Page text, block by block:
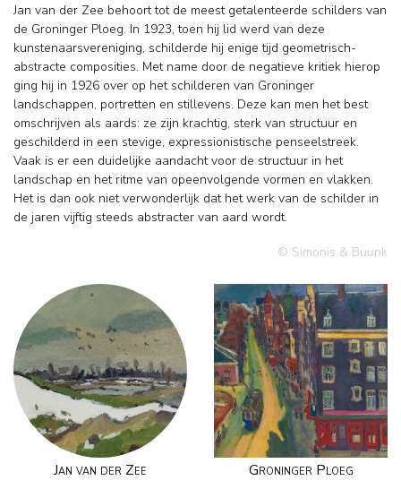
Jan van der Zee behoort tot de meest getalenteerde schilders van
de Groninger Ploeg. In 1923, toen hij lid werd van deze
kunstenaarsvereniging, schilderde hij enige tijd geometrisch-
abstracte composities. Met name door de negatieve kritiek hierop
ging hij in 1926 over op het schilderen van Groninger
landschappen, portretten en stillevens. Deze kan men het best
omschrijven als aards: ze zijn krachtig, sterk van structuur en
geschilderd in een stevige, expressionistische penseelstreek.
Vaak is er een duidelijke aandacht voor de structuur in het
landschap en het ritme van opeenvolgende vormen en vlakken.
Het is dan ook niet verwonderlijk dat het werk van de schilder in
de jaren vijftig steeds abstracter van aard wordt.
© Simonis & Buunk
Jan van der Zee Groninger Ploeg